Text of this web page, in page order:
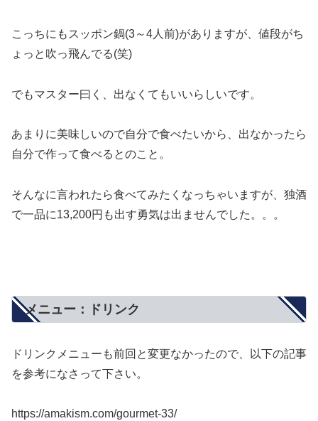
こっちにもスッポン鍋(3～4人前)がありますが、値段がち
ょっと吹っ飛んでる(笑)
でもマスター曰く、出なくてもいいらしいです。
あまりに美味しいので自分で食べたいから、出なかったら
自分で作って食べるとのこと。
そんなに言われたら食べてみたくなっちゃいますが、独酒
で一品に13,200円も出す勇気は出ませんでした。。。
メニュー：ドリンク
ドリンクメニューも前回と変更なかったので、以下の記事
を参考になさって下さい。
https://amakism.com/gourmet-33/